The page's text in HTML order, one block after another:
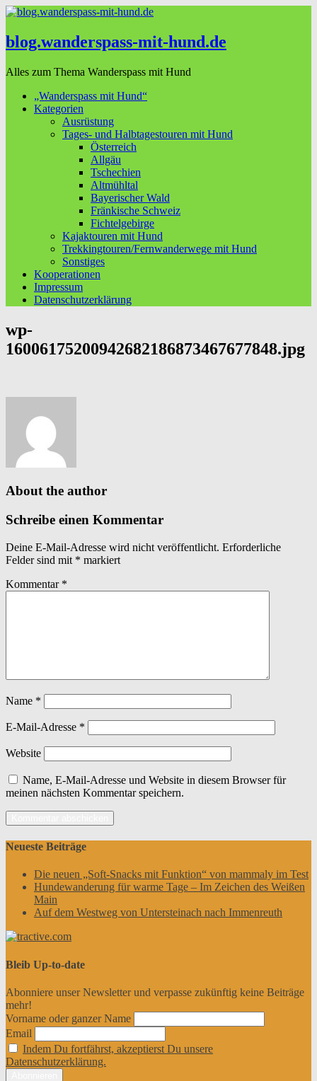
blog.wanderspass-mit-hund.de
Alles zum Thema Wanderspass mit Hund
„Wanderspass mit Hund“
Kategorien
Ausrüstung
Tages- und Halbtagestouren mit Hund
Österreich
Allgäu
Tschechien
Altmühltal
Bayerischer Wald
Fränkische Schweiz
Fichtelgebirge
Kajaktouren mit Hund
Trekkingtouren/Fernwanderwege mit Hund
Sonstiges
Kooperationen
Impressum
Datenschutzerklärung
wp-
16006175200942682186873467677848.jpg
About the author
Schreibe einen Kommentar
Deine E-Mail-Adresse wird nicht veröffentlicht. Erforderliche
Felder sind mit * markiert
Kommentar *
Name *
E-Mail-Adresse *
Website
Name, E-Mail-Adresse und Website in diesem Browser für
meinen nächsten Kommentar speichern.
Neueste Beiträge
Die neuen „Soft-Snacks mit Funktion“ von mammaly im Test
Hundewanderung für warme Tage – Im Zeichen des Weißen
Main
Auf dem Westweg von Untersteinach nach Immenreuth
Bleib Up-to-date
Abonniere unser Newsletter und verpasse zukünftig keine Beiträge
mehr!
Vorname oder ganzer Name
Email
Indem Du fortfährst, akzeptierst Du unsere
Datenschutzerklärung.